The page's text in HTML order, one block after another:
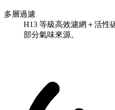
多層過濾
H13 等級高效濾網＋活性
部分氣味來源。